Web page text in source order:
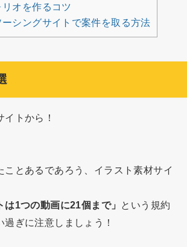
オを作るコツ
ーシングサイトで案件を取る方法
イトから！
ことあるであろう、イラスト素材サイ
は1つの動画に21個まで」 という規約
ぎに注意しましょう！